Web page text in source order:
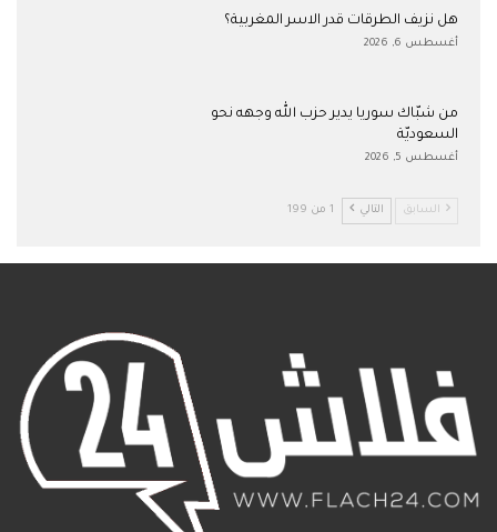
هل نزيف الطرقات قدر الاسر المغربية؟
أغسطس 6, 2026
من شبّاك سوريا يدير حزب الله وجهه نحو
السعوديّة
أغسطس 5, 2026
السابق التالي 1 من 199